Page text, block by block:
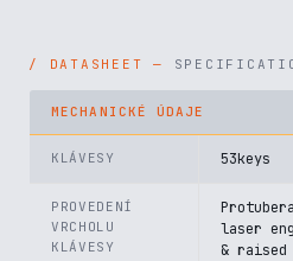
MECHANICKÉ ÚDAJE
KLÁVESY 53keys
PROVEDENÍ
VRCHOLU
KLÁVESY
laser
&